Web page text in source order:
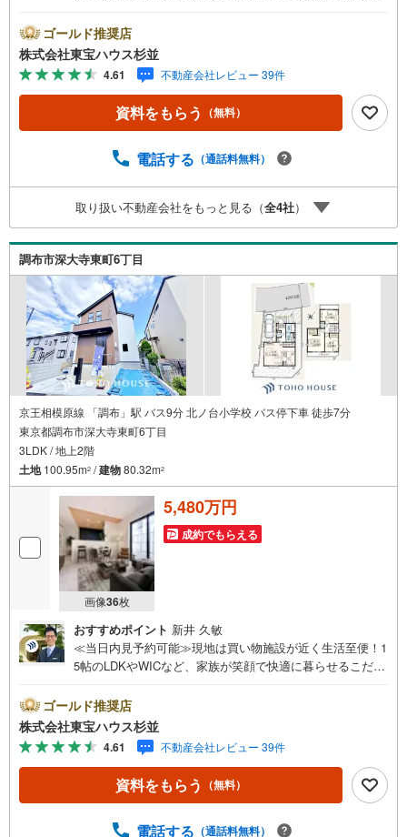
「未来カレンダー」のご提案。・ 未来に起こるであろうご
自宅リフォームをオンライン上でご提案「ミラカレクラ
ブ」。・ 不動産売却時、ご自宅を綺麗にかつ瀟洒にさせる
CG加工ホームステイジングサービス。・ 購入者様へ、税
理士による確定申告の無料セミナーをご招待いたします。
◆ご予約に際して◆日時のご希望をお伝えください。（も
（居住中物件）の手配が必要な場合がございますのでご容
案内が可能となりますのでお手数ですがご一報ください。
◆物件のご案内は◆弊社へのご来社、お客様宅へのお迎
え・最寄駅での待ち合わせ、物件周辺のコンビニ等でお待
ち合わせなど、ご希望をお伝えください。ご希望条件をお
伝え頂けましたら、ご見学希望物件以外の資料も用意して
参ります。もちろん他の物件も併せてご案内させていただ
きます。
ゴールド推奨店
株式会社東宝ハウス杉並
4.61 不動産会社レビュー 39件
資料をもらう （無料）
電話する （通話料無料）
取り扱い不動産会社をもっと見る（全4社）
調布市深大寺東町6丁目
京王相模原線 「調布」駅 バス9分 北ノ台小学校 バス停下車 徒歩7分
東京都調布市深大寺東町6丁目
3LDK / 地上2階
土地100.95m2 /建物80.32m2
画像36枚
5,480万円
成約でもらえる
おすすめポイント 新井 久敏
≪当日内見予約可能≫現地は買い物施設が近く生活至便！1
5帖のLDKやWICなど、家族が笑顔で快適に暮らせるこだわ
る「未来カレンダー」のご提案。・未来に起こるであろう
ご自宅リフォームをオンライン上でご提案「ミラカレクラ
ブ」。・不動産売却時、ご自宅を綺麗にかつ瀟洒にさせる
CG加工ホームステイジングサービス。・購入者様へ、税理
士による確定申告の無料セミナーをご招待いたします。◆
ご予約に際して◆日時のご希望をお伝えください。（もち
住中物件）の手配が必要な場合がございますのでご容赦く
ゴールド推奨店
株式会社東宝ハウス杉並
4.61 不動産会社レビュー 39件
資料をもらう （無料）
電話する （通話料無料）